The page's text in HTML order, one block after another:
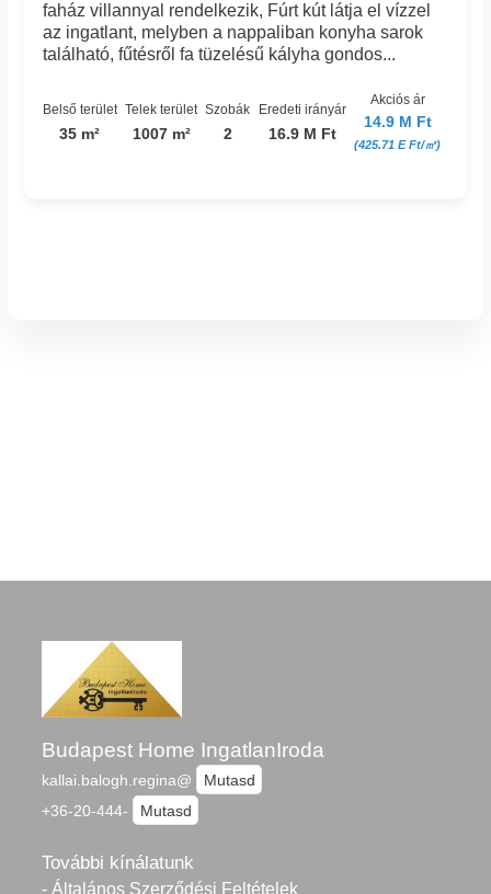
faház villannyal rendelkezik, Fúrt kút látja el vízzel
az ingatlant, melyben a nappaliban konyha sarok
található, fűtésről fa tüzelésű kályha gondos...
Belső terület
35 m²
Telek terület
1007 m²
Szobák
2
Eredeti irányár
16.9 M Ft
Akciós ár
14.9 M Ft
(425.71 E Ft/㎡)
Budapest Home IngatlanIroda
kallai.balogh.regina@
Mutasd
+36-20-444-
Mutasd
További kínálatunk
- Általános Szerződési Feltételek